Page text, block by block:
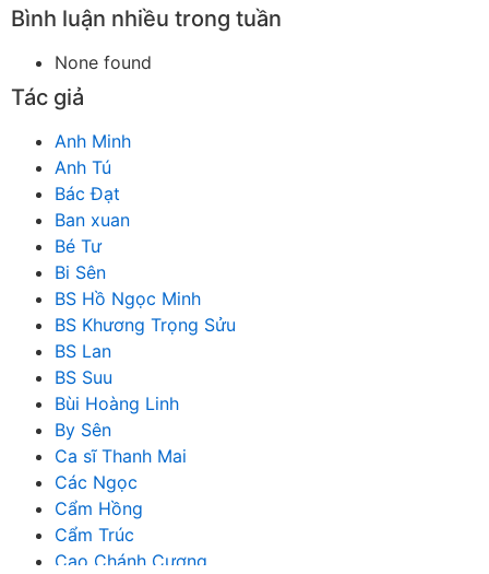
Bình luận nhiều trong tuần
None found
Tác giả
Anh Minh
Anh Tú
Bác Đạt
Ban xuan
Bé Tư
Bi Sên
BS Hồ Ngọc Minh
BS Khương Trọng Sửu
BS Lan
BS Suu
Bùi Hoàng Linh
By Sên
Ca sĩ Thanh Mai
Các Ngọc
Cẩm Hồng
Cẩm Trúc
Cao Chánh Cương